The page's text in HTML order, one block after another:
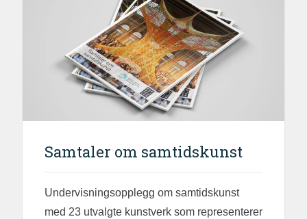
Samtaler om samtidskunst
Undervisningsopplegg om samtidskunst
med 23 utvalgte kunstverk som representerer